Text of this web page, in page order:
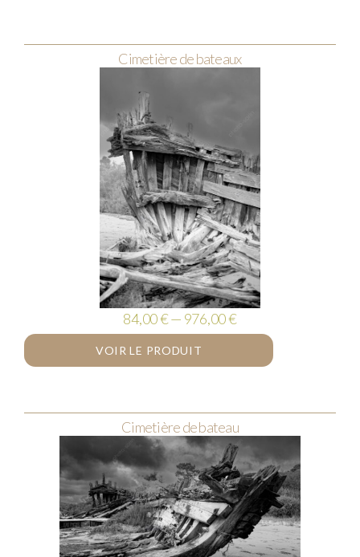
Cimetière de bateaux
84,00 € — 976,00 €
VOIR LE PRODUIT
Cimetière de bateau